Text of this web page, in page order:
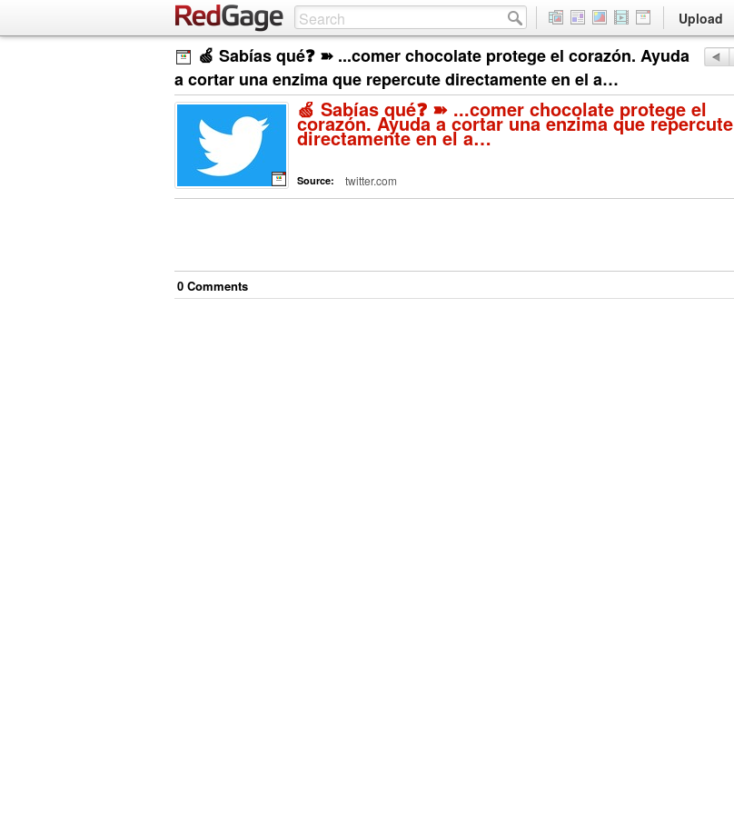
Upload
🍏 Sabías qué❓ ➽ ...comer chocolate protege el corazón. Ayuda
a cortar una enzima que repercute directamente en el a…
🍏 Sabías qué❓ ➽ ...comer chocolate protege el
corazón. Ayuda a cortar una enzima que repercute
directamente en el a…
Source: twitter.com
0 Comments